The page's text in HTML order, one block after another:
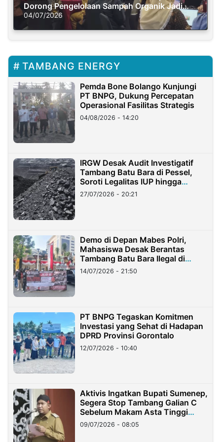
Dorong Pengelolaan Sampah Organik Jadi
Solusi Krisis Iklim
04/07/2026
TAMBANG ENERGY
Pemda Bone Bolango Kunjungi
PT BNPG, Dukung Percepatan
Operasional Fasilitas Strategis
04/08/2026 - 14:20
IRGW Desak Audit Investigatif
Tambang Batu Bara di Pessel,
Soroti Legalitas IUP hingga
Stockpile
27/07/2026 - 20:21
Demo di Depan Mabes Polri,
Mahasiswa Desak Berantas
Tambang Batu Bara Ilegal di
Lampung
14/07/2026 - 21:50
PT BNPG Tegaskan Komitmen
Investasi yang Sehat di Hadapan
DPRD Provinsi Gorontalo
12/07/2026 - 10:40
Aktivis Ingatkan Bupati Sumenep,
Segera Stop Tambang Galian C
Sebelum Makam Asta Tinggi
Longsor
09/07/2026 - 08:05